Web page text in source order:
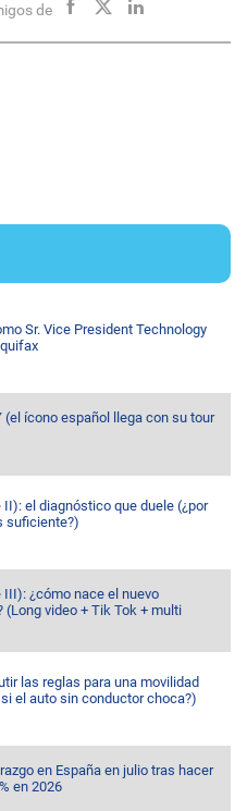
de
Sr. Vice President Technology
(el ícono español llega con su tour
el diagnóstico que duele (¿por
suficiente?)
¿cómo nace el nuevo
video + Tik Tok + multi
las reglas para una movilidad
el auto sin conductor choca?)
en España en julio tras hacer
en 2026